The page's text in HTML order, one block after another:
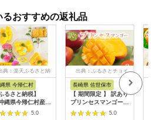
おすすめの返礼品
典：楽天ふるさと納
税
県 今帰仁村
るさと納税】
縄県今帰仁村産】
冷凍カットマンゴ
3種食べ比べセッ
5.0
出典：ふるさとチョイ
長崎県 佐世保市
【 期間限定 】 訳あり
プリンセスマンゴー
生果実 選べる 容量
1kg ~ 3kg 産地直送
5.0